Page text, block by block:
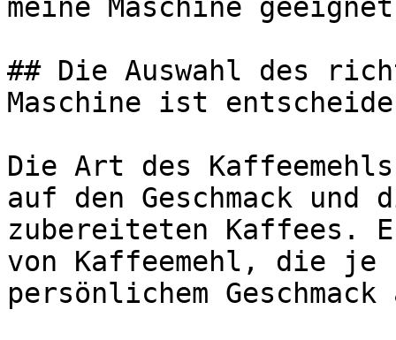
meine Maschine
## Die Auswahl des
Maschine ist
Die Art des
auf den Geschmack
zubereiteten Kaffees.
von Kaffeemehl, die je
persönlichem